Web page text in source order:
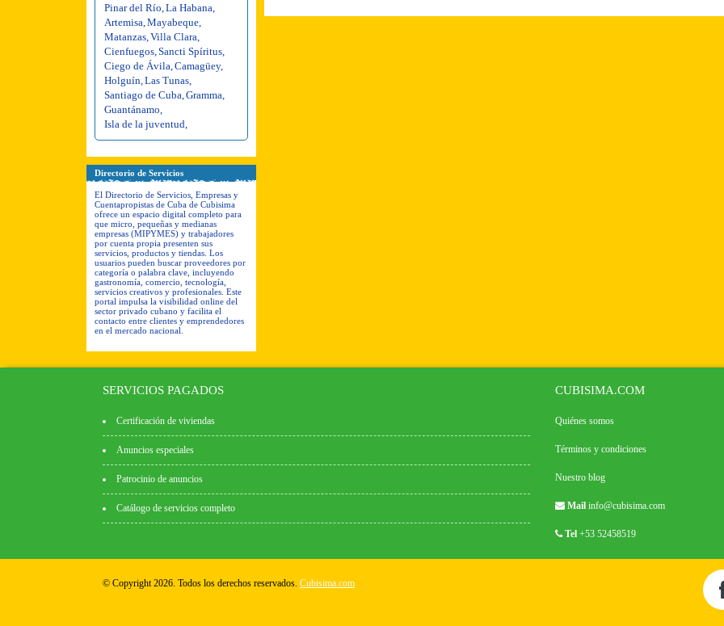
Pinar del Río La Habana
Artemisa Mayabeque
Matanzas Villa Clara
Cienfuegos Sancti Spíritus
Ciego de Ávila Camagüey,
Holguín Las Tunas
Santiago de Cuba Gramma
Guantánamo
Isla de la juventud
Directorio de Servicios
El Directorio de Servicios, Empresas y
Cuentapropistas de Cuba de Cubisima
ofrece un espacio digital completo para
que micro, pequeñas y medianas
empresas (MIPYMES) y trabajadores
por cuenta propia presenten sus
servicios, productos y tiendas. Los
usuarios pueden buscar proveedores por
categoría o palabra clave, incluyendo
gastronomía, comercio, tecnología,
servicios creativos y profesionales. Este
portal impulsa la visibilidad online del
sector privado cubano y facilita el
contacto entre clientes y emprendedores
en el mercado nacional.
SERVICIOS PAGADOS
Certificación de viviendas
Anuncios especiales
Patrocinio de anuncios
Catálogo de servicios completo
CUBISIMA.COM
Quiénes somos
Términos y condiciones
Nuestro blog
Mail info@cubisima.com
Tel +53 52458519
© Copyright 2026. Todos los derechos reservados. Cubisima.com